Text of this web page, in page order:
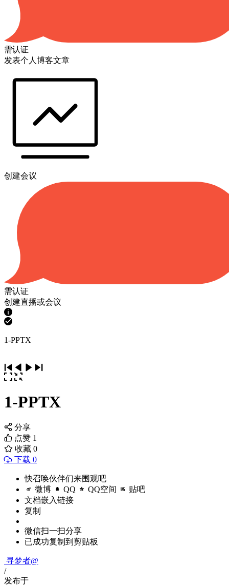
需认证
发表个人博客文章
创建会议
需认证
创建直播或会议
1-PPTX
1-PPTX
分享
点赞 1
收藏 0
下载 0
快召唤伙伴们来围观吧
微博 QQ QQ空间 贴吧
文档嵌入链接
复制
微信扫一扫分享
已成功复制到剪贴板
寻梦者@
/
发布于